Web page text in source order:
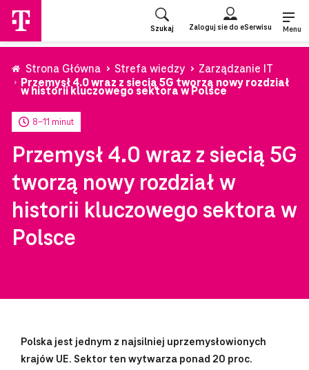
strony
głównej
Szukaj Zaloguj sie do eSerwisu Menu
Strona Główna Strefa wiedzy
Zarządzanie IT
Przemysł 4.0 wraz z siecią 5G tworzą nowy rozdział
w historii kluczowego sektora w Polsce
8-11 minut
Przemysł 4.0 wraz z siecią 5G
tworzą nowy rozdział w
historii kluczowego sektora w
Polsce
Polska jest jednym z najsilniej uprzemysłowionych
krajów UE. Sektor ten wytwarza ponad 20 proc.